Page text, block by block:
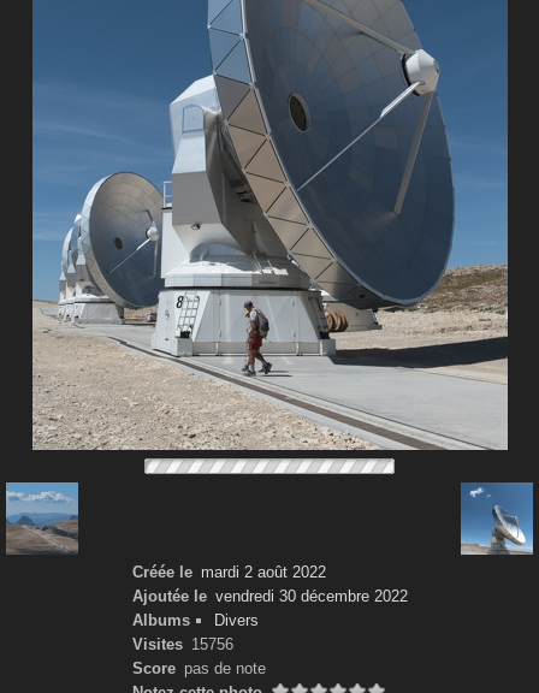
Créée le mardi 2 août 2022
Ajoutée le vendredi 30 décembre 2022
Albums
Divers
Visites 15756
Score pas de note